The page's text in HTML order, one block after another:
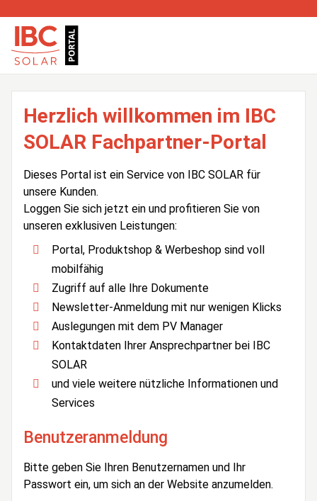
Herzlich willkommen im IBC
SOLAR Fachpartner-Portal
Dieses Portal ist ein Service von IBC SOLAR für
unsere Kunden.
Loggen Sie sich jetzt ein und profitieren Sie von
unseren exklusiven Leistungen:
Portal, Produktshop & Werbeshop sind voll
mobilfähig
Zugriff auf alle Ihre Dokumente
Newsletter-Anmeldung mit nur wenigen Klicks
Auslegungen mit dem PV Manager
Kontaktdaten Ihrer Ansprechpartner bei IBC
SOLAR
und viele weitere nützliche Informationen und
Services
Benutzeranmeldung
Bitte geben Sie Ihren Benutzernamen und Ihr
Passwort ein, um sich an der Website anzumelden.